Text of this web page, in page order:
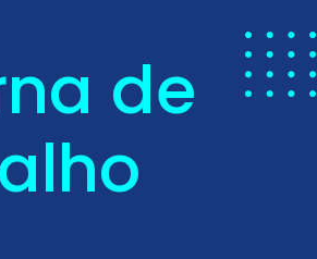
de